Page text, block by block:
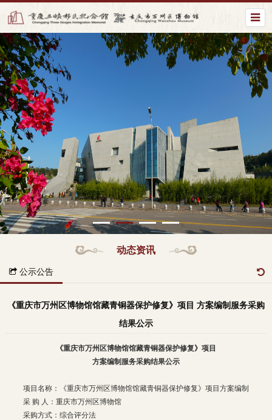
动态资讯
公示公告
《重庆市万州区博物馆馆藏青铜器保护修复》项目 方案编制服务采购
结果公示
《重庆市万州区博物馆馆藏青铜器保护修复》项目
方案编制服务采购结果公示
项目名称：《重庆市万州区博物馆馆藏青铜器保护修复》项目方案编制
采 购 人：重庆市万州区博物馆
采购方式：综合评分法